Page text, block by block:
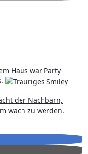
Haus war Party
der Nachbarn,
wach zu werden.